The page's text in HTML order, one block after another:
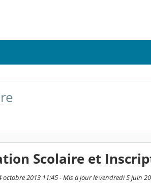
Scolaire et
2013 11:45 - Mis à jour le vendredi 5 juin